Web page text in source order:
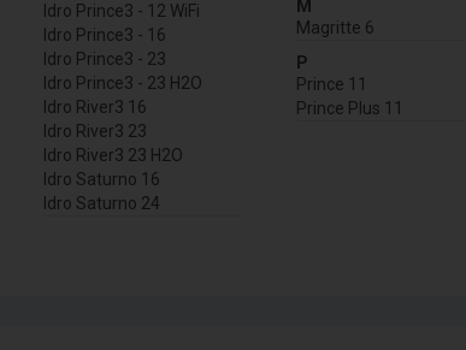
Idro Prince3 - 12 WiFi
Idro Prince3 - 16
Idro Prince3 - 23
Idro Prince3 - 23 H2O
Idro River3 16
Idro River3 23
Idro River3 23 H2O
Idro Saturno 16
Idro Saturno 24
M
Magritte 6
P
Prince 11
Prince Plus 11